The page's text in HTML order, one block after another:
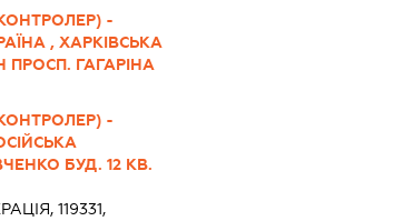
-
, ХАРКІВСЬКА
ПРОСП. ГАГАРІНА
-
БУД. 12 КВ.
119331,